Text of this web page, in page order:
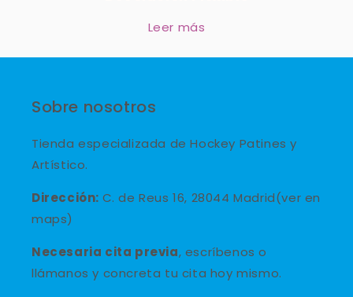
Leer más
Sobre nosotros
Tienda especializada de Hockey Patines y
Artístico.
Dirección: C. de Reus 16, 28044 Madrid(ver en
maps)
Necesaria cita previa, escríbenos o
llámanos y concreta tu cita hoy mismo.